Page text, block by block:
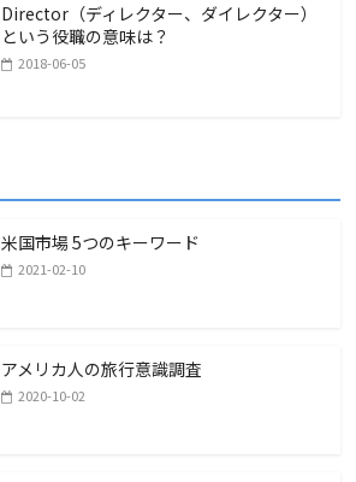
Director（ディレクター、ダイレクター）
という役職の意味は？
2018-06-05
米国市場 5つのキーワード
2021-02-10
アメリカ人の旅行意識調査
2020-10-02